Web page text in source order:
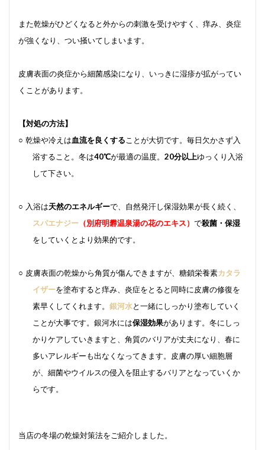
また乾燥がひどくなると外からの刺激を受けやすく、痒み、炎症
が強くなり、つい掻いてしまいます。
皮膚表面の炎症から細菌感染になり、いっきに湿疹が拡がってい
くことがあります。
【対処の方法】
○ 乾燥や冷えは血流を良くする ことが大切です。毎日欠かさず入
浴すること。冬は40℃が最適の温度。 20分以上ゆっくり入浴
して下さい。
○ 入浴は天然のエネルギーで、自然発汗し保湿効果が長く続く、
スパエナジー （別府明礬温泉湯の花のエキス） で殺菌・保湿
をしていくとより効果的です。
○ 皮膚表面の乾燥から角質が傷んできますが、糖鎖栄養素カタラ
イザーを塗布すると痒み、炎症をとると同時に皮膚の修復を
素早くしてくれます。 銀河水と一緒にしっかり塗布していく
ことが大事です。銀河水には保湿効果があります。冬にしっ
かりケアしていきますと、角質のバリアが丈夫になり、春に
多いアレルギーも出なくなってきます。皮膚の厚い細胞層
が、細菌やウイルスの侵入を阻止するバリアとなっていくか
らです。
当店の冬場の乾燥対策法をご紹介しました。